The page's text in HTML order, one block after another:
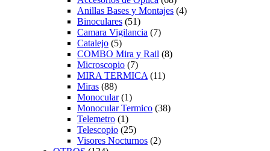
Anillas Bases y Montajes (4)
Binoculares (51)
Camara Vigilancia (7)
Catalejo (5)
COMBO Mira y Rail (8)
Microscopio (7)
MIRA TERMICA (11)
Miras (88)
Monocular (1)
Monocular Termico (38)
Telemetro (1)
Telescopio (25)
Visores Nocturnos (2)